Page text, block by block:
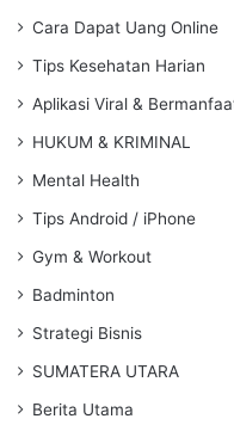
Cara Dapat Uang Online
Tips Kesehatan Harian
Aplikasi Viral &
HUKUM & KRIMINAL
Mental Health
Tips Android / iPhone
Gym & Workout
Badminton
Strategi Bisnis
SUMATERA UTARA
Berita Utama